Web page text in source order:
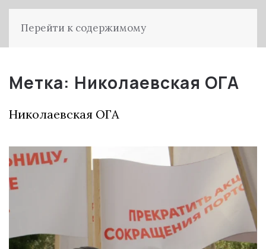
Перейти к содержимому
Метка: Николаевская ОГА
Николаевская ОГА